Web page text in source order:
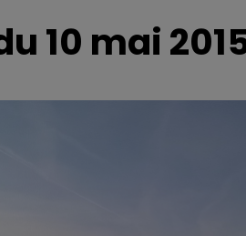
10 mai